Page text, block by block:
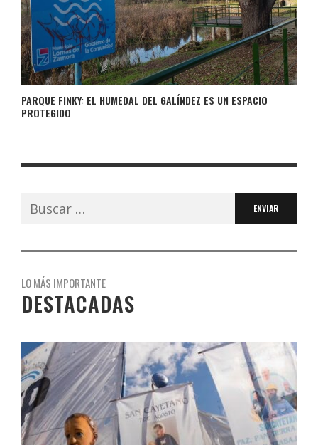
PARQUE FINKY: EL HUMEDAL DEL GALÍNDEZ ES UN ESPACIO
PROTEGIDO
Buscar:
LO MÁS IMPORTANTE
DESTACADAS